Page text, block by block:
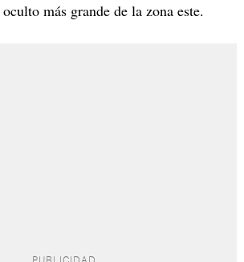
más grande de la zona este.